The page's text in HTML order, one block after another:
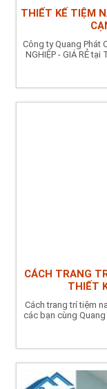
THIẾT KẾ TIỆM
Công ty Quang Phát
NGHIỆP - GIÁ RẺ
CÁCH TRANG
THIẾT
Cách trang trí tiệm
các bạn cùng